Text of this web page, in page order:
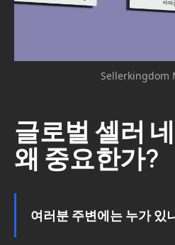
Sellerkingdom
글로벌 셀러
왜 중요한가?
여러분 주변에는 누가 있